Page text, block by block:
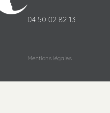
04 50 02 82 13
Mentions légales